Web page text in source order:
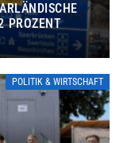
PROZENT
POLITIK & WIRTSCHAFT